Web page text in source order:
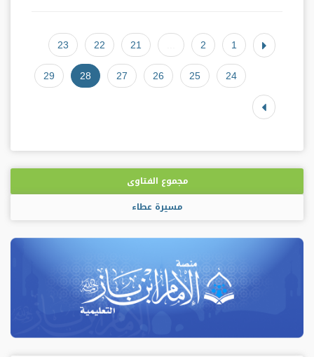
1
2
21
22
23
24
25
26
27
28
29
مجموع الفتاوى
مسيرة عطاء